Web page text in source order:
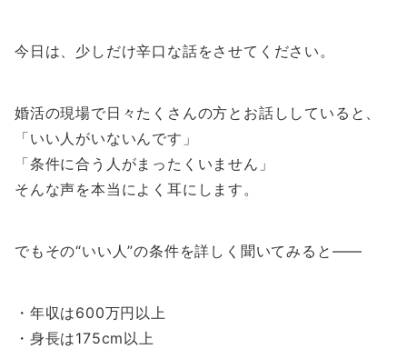
今日は、少しだけ辛口な話をさせてください。
婚活の現場で日々たくさんの方とお話ししていると、
「いい人がいないんです」
「条件に合う人がまったくいません」
そんな声を本当によく耳にします。
でもその“いい人”の条件を詳しく聞いてみると――
・年収は600万円以上
・身長は175cm以上